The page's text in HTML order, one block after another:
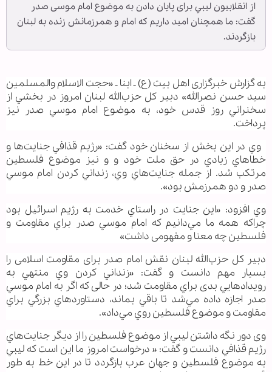
از انقلابيون ليبي برای پايان دادن به موضوع امام موسی صدر
گفت: ما همچنان اميد داريم كه امام و همرزمانش زنده به لبنان
بازگردند.
به گزارش خبرگزاری اهل بیت (ع) ـ ابنا ـ «حجت الاسلام والمسلمین
سيد حسن نصرالله» دبير كل حزب‌الله لبنان امروز در بخشي از
سخنراني روز قدس خود، به موضوع امام موسي صدر نیز
پرداخت.
وي در این بخش از سخنان خود گفت: «رژيم قذافي جنايت‌ها و
خطاهاي زيادي در حق ملت خود و و نیز موضوع فلسطين
مرتكب شد. از جمله جنايت‌هاي وي، زنداني كردن امام موسي
صدر و دو همرزمش بود».
وي افزود: «این جنايت در راستاي خدمت به رژیم اسرائيل بود
چراکه همه ما مي‌دانيم كه امام موسي صدر براي مقاومت و
فلسطين چه معنا و مفهومی داشت»
دبير كل حزب‌الله لبنان نقش امام صدر برای مقاومت اسلامی را
بسیار مهم دانست و گفت: «زنداني كردن وي منتهي به
رويدادهايي بدی براي مقاومت شد؛ در حالی که اگر به امام موسي
صدر اجازه داده مي‌شد تا باقي بماند، دستاوردهاي بزرگي براي
مقاومت و موضوع فلسطين روي مي‌داد».
وی دور نگه داشتن ليبي از موضوع فلسطين را از ديگر جنايت‌هاي
رژيم قذافي دانست و گفت: « درخواست‌ امروز ما اين است كه ليبي
به موضوع فلسطين و جهان عرب بازگردد تا در اين خط به طور